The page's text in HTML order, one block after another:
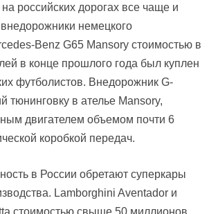
российских дорогах все чаще и
немецкого
Benz G65 Mansory стоимостью в
в конце прошлого года был куплен
футболистов. Внедорожник G-
тюнинговку в ателье Mansory,
двигателем объемом почти 6
коробкой передач.
в России обретают суперкары
Lamborghini Aventador и